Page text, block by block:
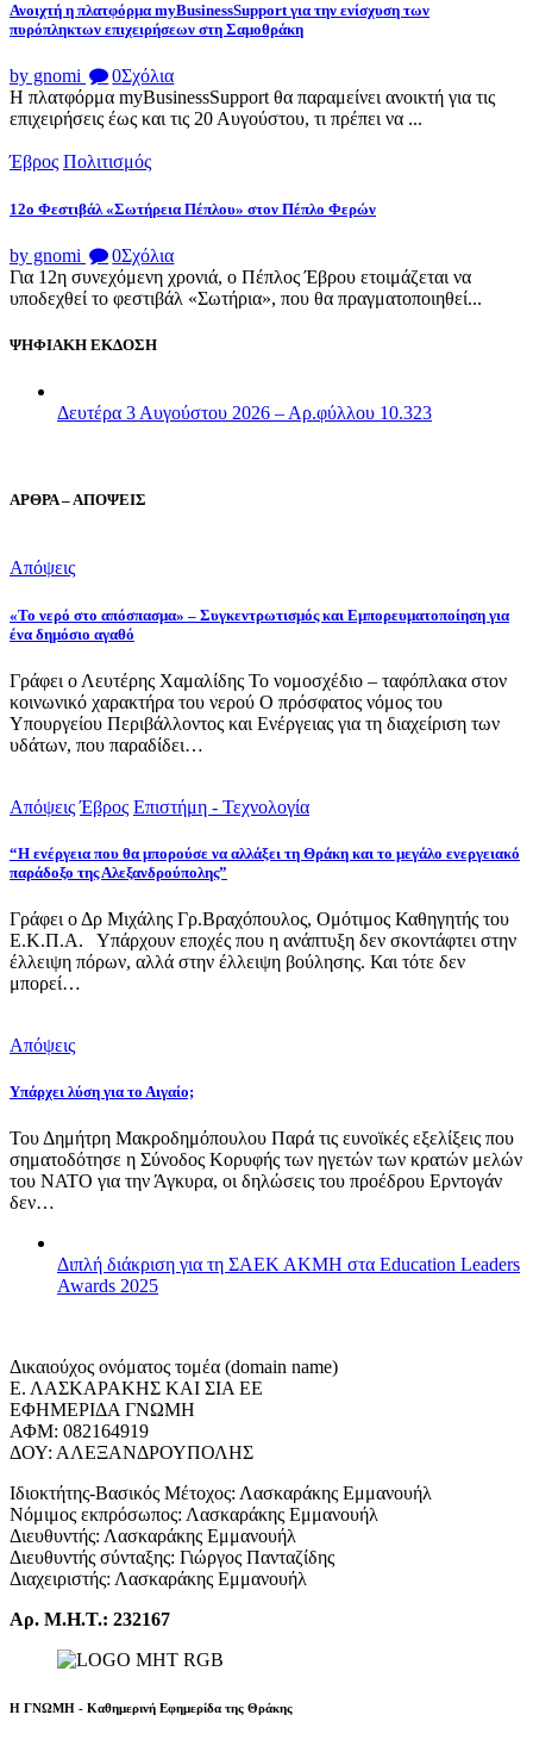
Ανοιχτή η πλατφόρμα myBusinessSupport για την ενίσχυση των
πυρόπληκτων επιχειρήσεων στη Σαμοθράκη
by gnomi 0Σχόλια
Η πλατφόρμα myBusinessSupport θα παραμείνει ανοικτή για τις
επιχειρήσεις έως και τις 20 Αυγούστου, τι πρέπει να ...
Έβρος Πολιτισμός
12ο Φεστιβάλ «Σωτήρεια Πέπλου» στον Πέπλο Φερών
by gnomi 0Σχόλια
Για 12η συνεχόμενη χρονιά, ο Πέπλος Έβρου ετοιμάζεται να
υποδεχθεί το φεστιβάλ «Σωτήρια», που θα πραγματοποιηθεί...
ΨΗΦΙΑΚΗ ΕΚΔΟΣΗ
Δευτέρα 3 Αυγούστου 2026 – Αρ.φύλλου 10.323
ΑΡΘΡΑ – ΑΠΟΨΕΙΣ
Απόψεις
«Το νερό στο απόσπασμα» – Συγκεντρωτισμός και Εμπορευματοποίηση για
ένα δημόσιο αγαθό
Γράφει ο Λευτέρης Χαμαλίδης Το νομοσχέδιο – ταφόπλακα στον
κοινωνικό χαρακτήρα του νερού Ο πρόσφατος νόμος του
Υπουργείου Περιβάλλοντος και Ενέργειας για τη διαχείριση των
υδάτων, που παραδίδει…
Απόψεις Έβρος Επιστήμη - Τεχνολογία
“Η ενέργεια που θα μπορούσε να αλλάξει τη Θράκη και το μεγάλο ενεργειακό
παράδοξο της Αλεξανδρούπολης”
Γράφει ο Δρ Μιχάλης Γρ.Βραχόπουλος, Ομότιμος Καθηγητής του
Ε.Κ.Π.Α. Υπάρχουν εποχές που η ανάπτυξη δεν σκοντάφτει στην
έλλειψη πόρων, αλλά στην έλλειψη βούλησης. Και τότε δεν
μπορεί…
Απόψεις
Υπάρχει λύση για το Αιγαίο;
Του Δημήτρη Μακροδημόπουλου Παρά τις ευνοϊκές εξελίξεις που
σηματοδότησε η Σύνοδος Κορυφής των ηγετών των κρατών μελών
του ΝΑΤΟ για την Άγκυρα, οι δηλώσεις του προέδρου Ερντογάν
δεν…
Διπλή διάκριση για τη ΣΑΕΚ ΑΚΜΗ στα Education Leaders
Awards 2025
Δικαιούχος ονόματος τομέα (domain name)
Ε. ΛΑΣΚΑΡΑΚΗΣ ΚΑΙ ΣΙΑ ΕΕ
ΕΦΗΜΕΡΙΔΑ ΓΝΩΜΗ
ΑΦΜ: 082164919
ΔΟΥ: ΑΛΕΞΑΝΔΡΟΥΠΟΛΗΣ
Ιδιοκτήτης-Βασικός Μέτοχος: Λασκαράκης Εμμανουήλ
Νόμιμος εκπρόσωπος: Λασκαράκης Εμμανουήλ
Διευθυντής: Λασκαράκης Εμμανουήλ
Διευθυντής σύνταξης: Γιώργος Πανταζίδης
Διαχειριστής: Λασκαράκης Εμμανουήλ
Αρ. Μ.Η.Τ.: 232167
Η ΓΝΩΜΗ - Καθημερινή Εφημερίδα της Θράκης